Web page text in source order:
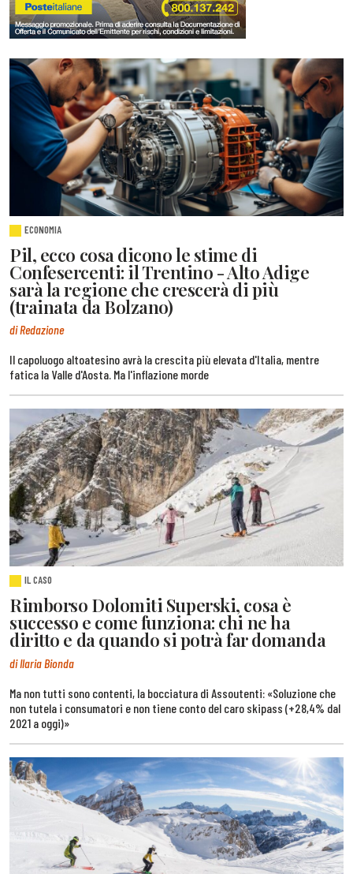
ECONOMIA
Pil, ecco cosa dicono le stime di
Confesercenti: il Trentino - Alto Adige
sarà la regione che crescerà di più
(trainata da Bolzano)
di Redazione
Il capoluogo altoatesino avrà la crescita più elevata d'Italia, mentre
fatica la Valle d'Aosta. Ma l'inflazione morde
IL CASO
Rimborso Dolomiti Superski, cosa è
successo e come funziona: chi ne ha
diritto e da quando si potrà far domanda
di Ilaria Bionda
Ma non tutti sono contenti, la bocciatura di Assoutenti: «Soluzione che
non tutela i consumatori e non tiene conto del caro skipass (+28,4% dal
2021 a oggi)»